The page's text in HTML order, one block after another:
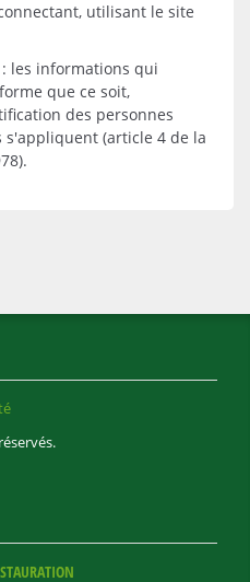
utilisant le site
les informations qui
que ce soit,
des personnes
s'appliquent (article 4 de la